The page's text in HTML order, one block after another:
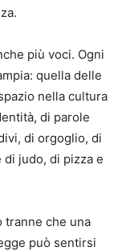
più voci. Ogni
quella delle
nella cultura
di parole
di orgoglio, di
di judo, di pizza e
tranne che una
può sentirsi